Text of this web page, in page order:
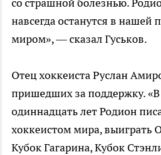
навсегда останутся в нашей
миром», — сказал Гуськов.
Отец хоккеиста Руслан
пришедших за поддержку. «В
одиннадцать лет Родион
хоккеистом мира, выиграть
Кубок Гагарина, Кубок